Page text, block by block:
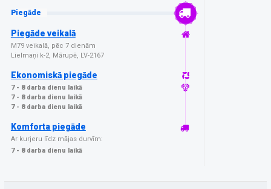
Piegāde
Piegāde veikalā
M79 veikalā, pēc 7 dienām
Lielmaņi k-2, Mārupē, LV-2167
Ekonomiskā piegāde
7 - 8 darba dienu laikā
7 - 8 darba dienu laikā
7 - 8 darba dienu laikā
Komforta piegāde
Ar kurjeru līdz mājas durvīm:
7 - 8 darba dienu laikā